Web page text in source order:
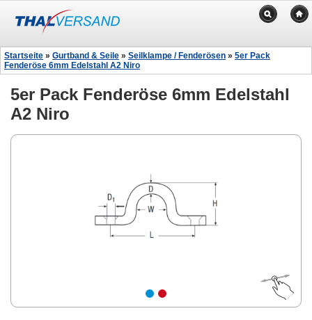
Startseite » Gurtband & Seile » Seilklampe / Fenderösen » 5er Pack
Fenderöse 6mm Edelstahl A2 Niro
5er Pack Fenderöse 6mm Edelstahl
A2 Niro